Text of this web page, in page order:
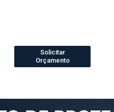
Solicitar
Orçamento